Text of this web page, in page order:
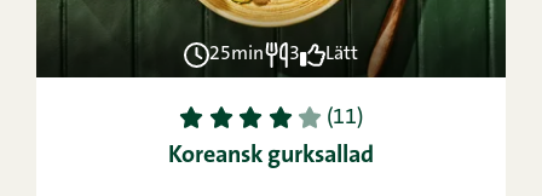
25min 3 Lätt
1 2 3 4 5 (11)
Koreansk gurksallad